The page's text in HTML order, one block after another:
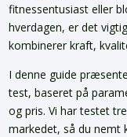
fitnessentusiast eller
hverdagen, er det
kombinerer kraft,
I denne guide
test, baseret på
og pris. Vi har testet
markedet, så du